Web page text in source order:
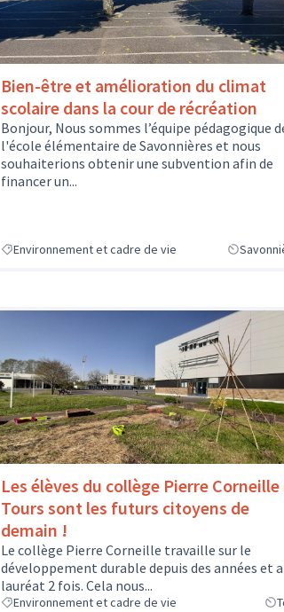
Bien-être et amélioration du climat
scolaire dans la cour de récréation
Bonjour, Nous sommes l’équipe pédagogique
l'école élémentaire de Savonnières et nous
souhaiterions obtenir une subvention afin de
financer un...
Environnement et cadre de vie
Les élèves du collège Pierre Corneille
Tours sont les futurs citoyens de
demain !
Le collège Pierre Corneille travaille sur le
développement durable depuis des années et
lauréat 2 fois. Cela nous...
Environnement et cadre de vie